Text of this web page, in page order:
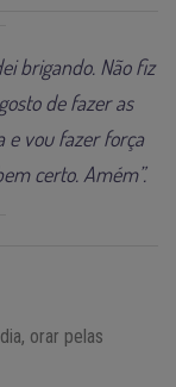
brigando. Não fiz
de fazer as
e vou fazer força
certo. Amém”.
orar pelas